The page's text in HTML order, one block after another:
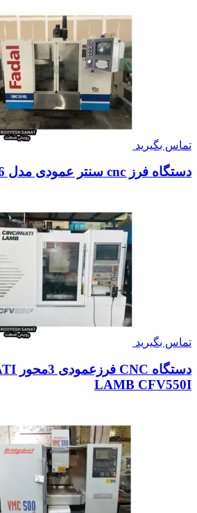
تماس بگیرید
دستگاه فرز cnc سنتر عمودی مدل FADAL VMC-3016
تماس بگیرید
LAMB CFV550I